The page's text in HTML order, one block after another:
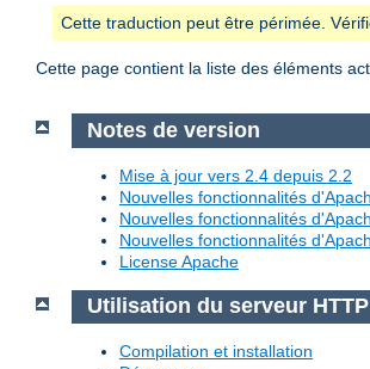
Cette traduction peut être périmée.
Cette page contient la liste des éléments
Notes de version
Mise à jour vers 2.4 depuis 2.2
Nouvelles fonctionnalités
Nouvelles fonctionnalités
Nouvelles fonctionnalités
License Apache
Utilisation du serveur
Compilation et installation